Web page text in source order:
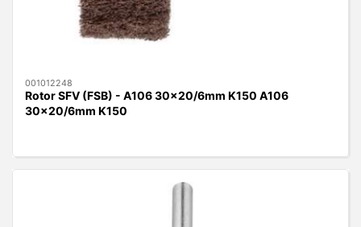
001012248
Rotor SFV (FSB) - A106 30x20/6mm K150 A106
30x20/6mm K150